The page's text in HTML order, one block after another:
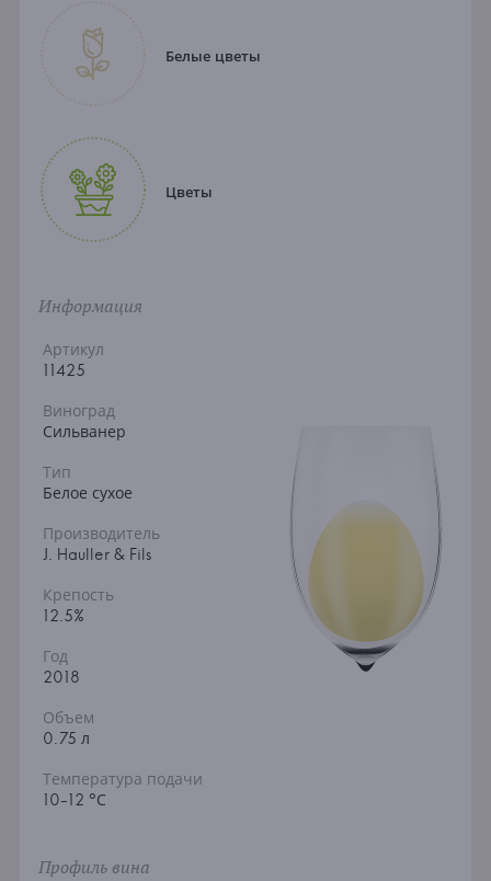
Белые цветы
Цветы
Информация
Артикул
11425
Виноград
Сильванер
Тип
Белое сухое
Производитель
J. Hauller & Fils
Крепость
12.5%
Год
2018
Объем
0.75 л
Температура подачи
10-12 °С
Профиль вина